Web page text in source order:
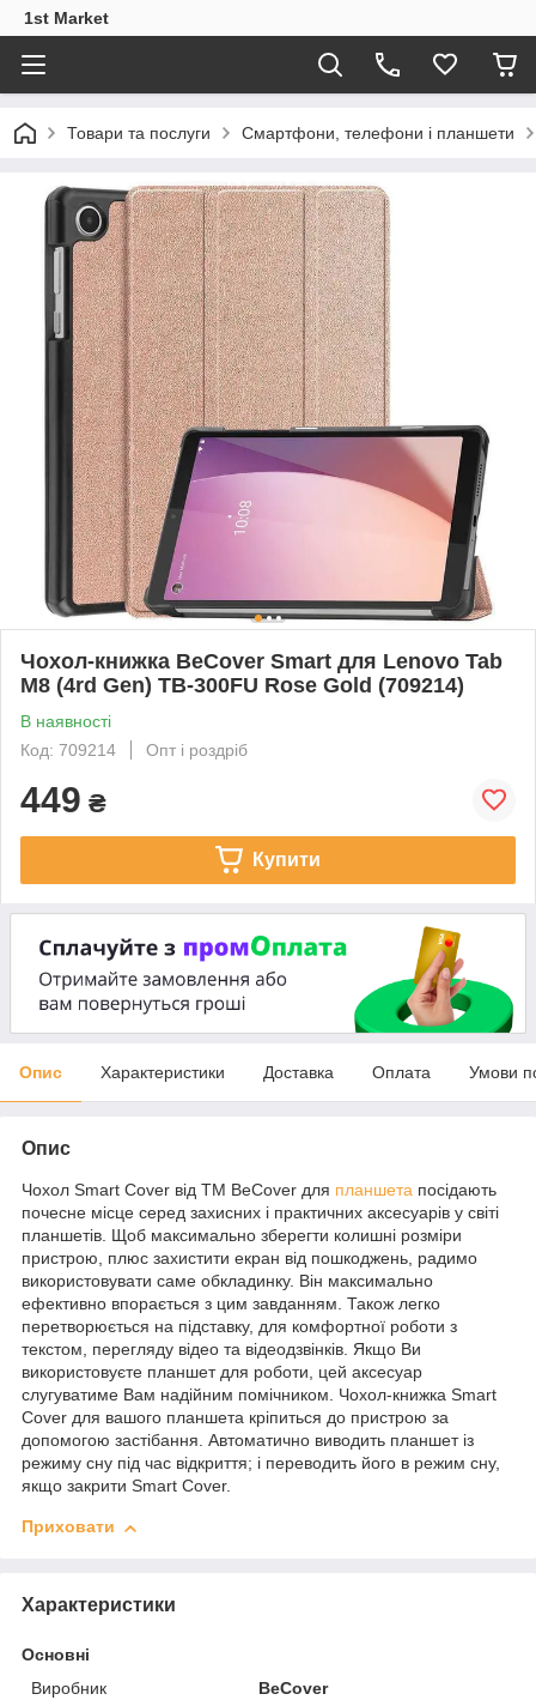
1st Market
Товари та послуги Смартфони, телефони і планшети
Чохол-книжка BeCover Smart для Lenovo Tab
M8 (4rd Gen) TB-300FU Rose Gold (709214)
В наявності
Код: 709214
Опт і роздріб
449 ₴
Купити
Опис Характеристики Доставка Оплата Умови
Опис
Чохол Smart Cover від ТМ BeCover для планшета посідають
почесне місце серед захисних і практичних аксесуарів у світі
планшетів. Щоб максимально зберегти колишні розміри
пристрою, плюс захистити екран від пошкоджень, радимо
використовувати саме обкладинку. Він максимально
ефективно впорається з цим завданням. Також легко
перетворюється на підставку, для комфортної роботи з
текстом, перегляду відео та відеодзвінків. Якщо Ви
використовуєте планшет для роботи, цей аксесуар
слугуватиме Вам надійним помічником. Чохол-книжка Smart
Cover для вашого планшета кріпиться до пристрою за
допомогою застібання. Автоматично виводить планшет із
режиму сну під час відкриття; і переводить його в режим сну,
якщо закрити Smart Cover.
Приховати
Характеристики
Основні
Виробник
BeCover